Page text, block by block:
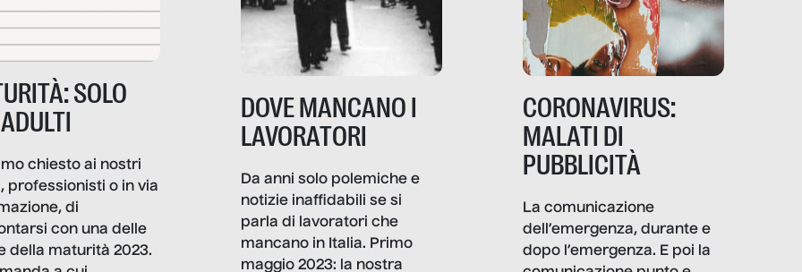
SOLO
chiesto ai nostri
professionisti o in via
di
con una delle
della maturità 2023.
DOVE MANCANO I
LAVORATORI
Da anni solo polemiche e
notizie inaffidabili se si
parla di lavoratori che
mancano in Italia. Primo
maggio 2023: la nostra
CORONAVIRUS:
MALATI DI
PUBBLICITÀ
La comunicazione
dell’emergenza, durante e
dopo l’emergenza. E poi la